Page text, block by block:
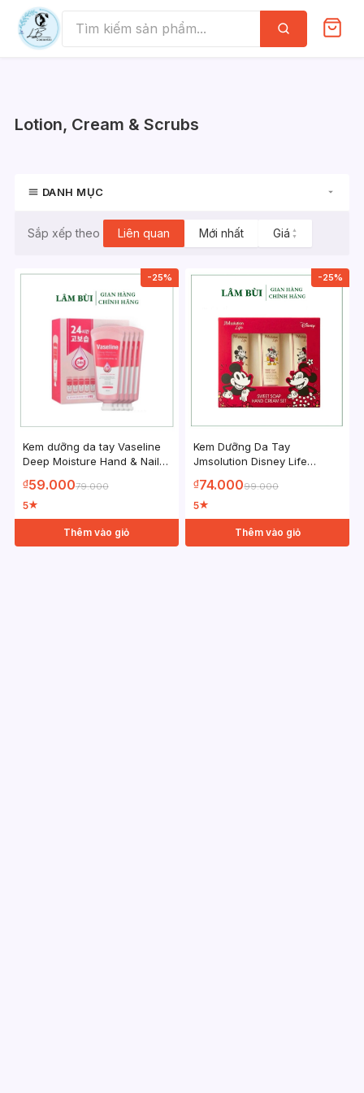
Skip
content
Tìm
kiếm
Lotion, Cream & Scrubs
DANH MỤC
Sắp xếp theo Liên quan Mới nhất Giá ▲
▼
-25%
Kem dưỡng da tay Vaseline
Deep Moisture Hand & Nail
₫59.00079.000
5★
Thêm vào giỏ
-25%
Kem Dưỡng Da Tay
Jmsolution Disney Life
₫74.00099.000
5★
Thêm vào giỏ